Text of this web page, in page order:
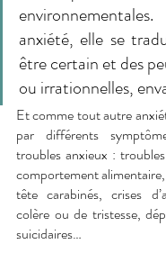
anxiété, elle se
être certain et des
ou irrationnelles,
Et comme tout autre
par différents
troubles anxieux :
comportement
tête carabinés, crises
colère ou de tristesse,
suicidaires…